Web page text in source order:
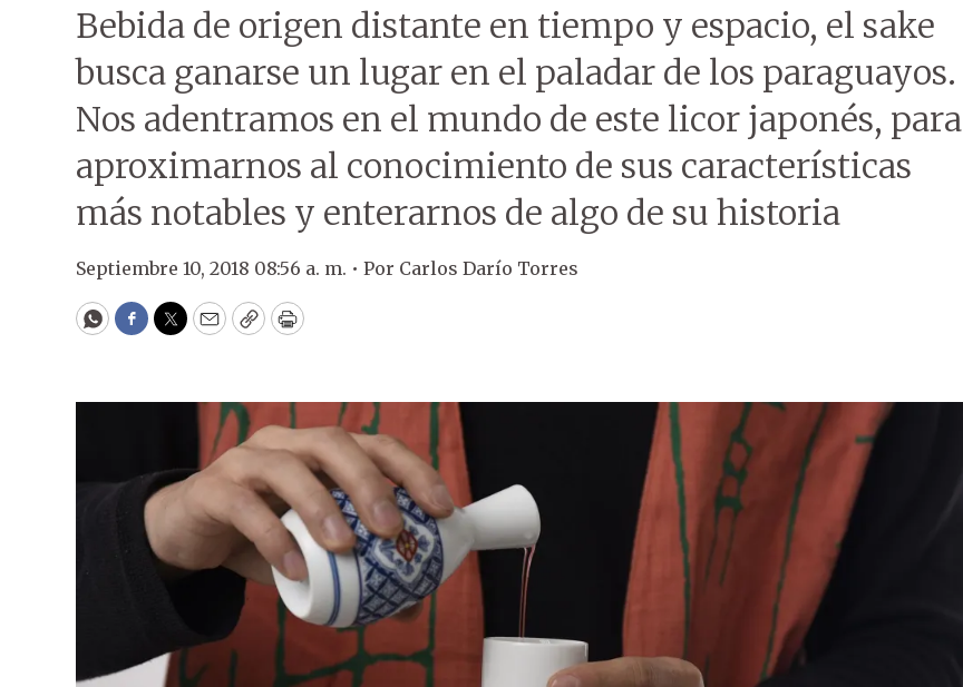
Bebida de origen distante en tiempo y espacio, el sake
busca ganarse un lugar en el paladar de los paraguayos.
Nos adentramos en el mundo de este licor japonés, para
aproximarnos al conocimiento de sus características
más notables y enterarnos de algo de su historia
Septiembre 10, 2018 08:56 a. m. • Por Carlos Darío Torres
WhatsApp
Facebook
Twitter
EmailCopyPrint